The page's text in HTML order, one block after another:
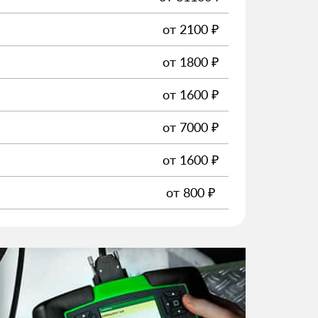
от 2100 ₽
от 1800 ₽
от 1600 ₽
от 7000 ₽
от 1600 ₽
от 800 ₽